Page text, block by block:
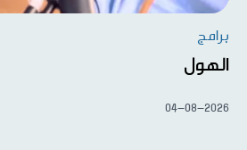
برامج
الهول
04-08-2026